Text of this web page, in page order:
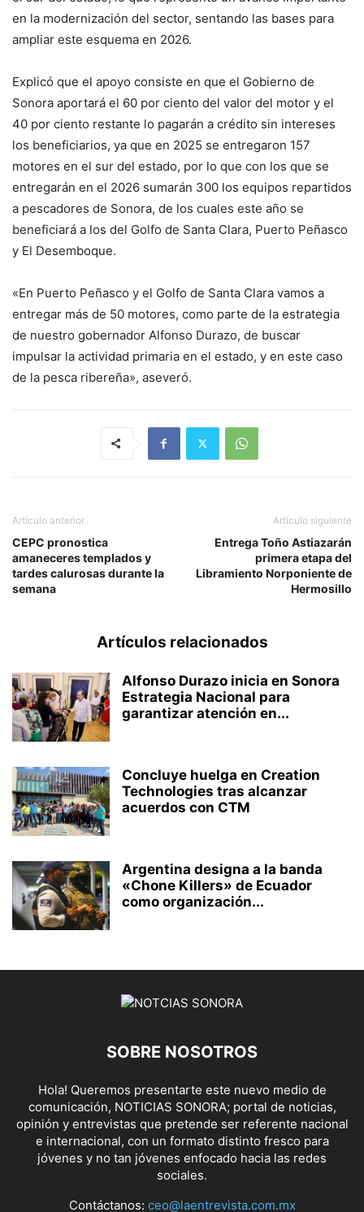
en la modernización del sector, sentando las bases para
ampliar este esquema en 2026.
Explicó que el apoyo consiste en que el Gobierno de
Sonora aportará el 60 por ciento del valor del motor y el
40 por ciento restante lo pagarán a crédito sin intereses
los beneficiarios, ya que en 2025 se entregaron 157
motores en el sur del estado, por lo que con los que se
entregarán en el 2026 sumarán 300 los equipos repartidos
a pescadores de Sonora, de los cuales este año se
beneficiará a los del Golfo de Santa Clara, Puerto Peñasco
y El Desemboque.
«En Puerto Peñasco y el Golfo de Santa Clara vamos a
entregar más de 50 motores, como parte de la estrategia
de nuestro gobernador Alfonso Durazo, de buscar
impulsar la actividad primaria en el estado, y en este caso
de la pesca ribereña», aseveró.
Artículo anterior
CEPC pronostica
amaneceres templados y
tardes calurosas durante la
semana
Artículo siguiente
Entrega Toño Astiazarán
primera etapa del
Libramiento Norponiente de
Hermosillo
Artículos relacionados
Alfonso Durazo inicia en Sonora
Estrategia Nacional para
garantizar atención en...
Concluye huelga en Creation
Technologies tras alcanzar
acuerdos con CTM
Argentina designa a la banda
«Chone Killers» de Ecuador
como organización...
SOBRE NOSOTROS
Hola! Queremos presentarte este nuevo medio de
comunicación, NOTICIAS SONORA; portal de noticias,
opinión y entrevistas que pretende ser referente nacional
e internacional, con un formato distinto fresco para
jóvenes y no tan jóvenes enfocado hacia las redes
sociales.
Contáctanos: ceo@laentrevista.com.mx